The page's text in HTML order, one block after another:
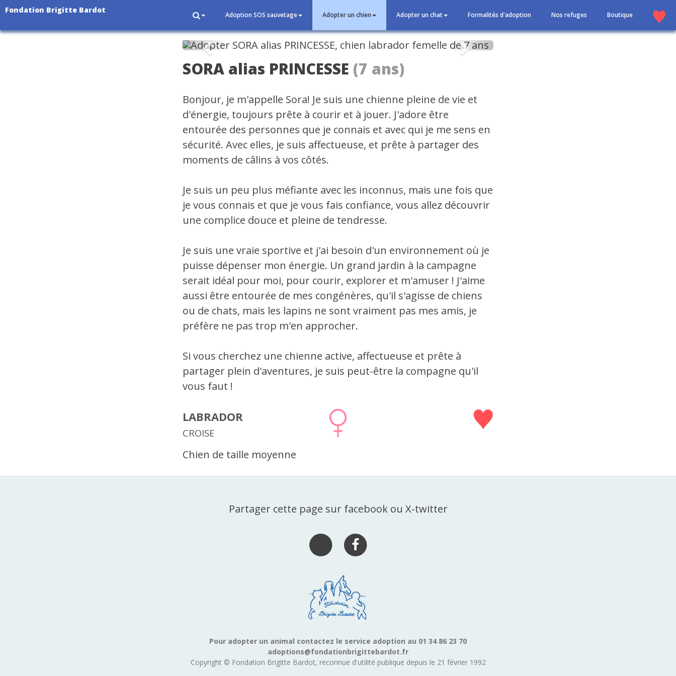
Fondation Brigitte Bardot
Adoption SOS sauvetage Adopter un chien Adopter un chat Formalités d'adoption Nos refuges Boutique
Précédent Suivant
SORA alias PRINCESSE (7 ans)
Bonjour, je m'appelle Sora! Je suis une chienne pleine de vie et
d'énergie, toujours prête à courir et à jouer. J'adore être
entourée des personnes que je connais et avec qui je me sens en
sécurité. Avec elles, je suis affectueuse, et prête à partager des
moments de câlins à vos côtés.
Je suis un peu plus méfiante avec les inconnus, mais une fois que
je vous connais et que je vous fais confiance, vous allez découvrir
une complice douce et pleine de tendresse.
Je suis une vraie sportive et j'ai besoin d'un environnement où je
puisse dépenser mon énergie. Un grand jardin à la campagne
serait idéal pour moi, pour courir, explorer et m'amuser ! J'aime
aussi être entourée de mes congénères, qu'il s'agisse de chiens
ou de chats, mais les lapins ne sont vraiment pas mes amis, je
préfère ne pas trop m'en approcher.
Si vous cherchez une chienne active, affectueuse et prête à
partager plein d'aventures, je suis peut-être la compagne qu'il
vous faut !
LABRADOR
CROISE
Chien de taille moyenne
Partager cette page sur facebook ou X-twitter
Pour adopter un animal contactez le service adoption au 01 34 86 23 70
adoptions@fondationbrigittebardot.fr
Copyright © Fondation Brigitte Bardot, reconnue d'utilité publique depuis le 21 février 1992